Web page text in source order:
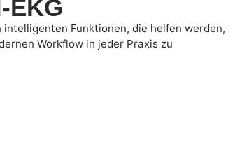
EKG
intelligenten Funktionen, die helfen werden,
Workflow in jeder Praxis zu